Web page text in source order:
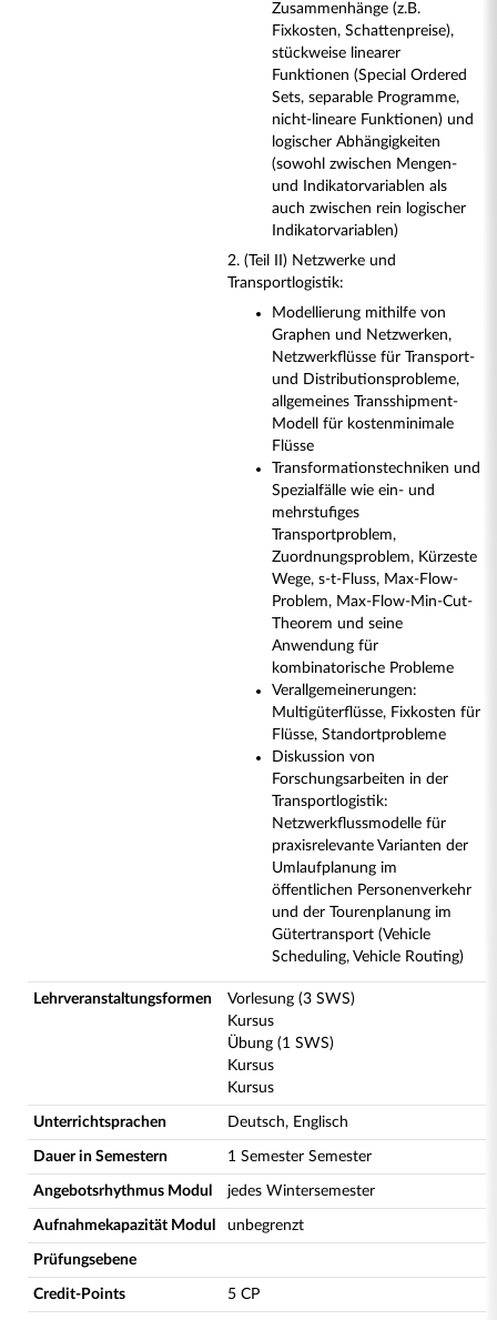
Zusammenhänge (z.B.
Fixkosten, Schattenpreise),
stückweise linearer
Funktionen (Special Ordered
Sets, separable Programme,
nicht-lineare Funktionen) und
logischer Abhängigkeiten
(sowohl zwischen Mengen-
und Indikatorvariablen als
auch zwischen rein logischer
Indikatorvariablen)
2. (Teil II) Netzwerke und
Transportlogistik:
Modellierung mithilfe von
Graphen und Netzwerken,
Netzwerkflüsse für Transport-
und Distributionsprobleme,
allgemeines Transshipment-
Modell für kostenminimale
Flüsse
Transformationstechniken und
Spezialfälle wie ein- und
mehrstufiges
Transportproblem,
Zuordnungsproblem, Kürzeste
Wege, s-t-Fluss, Max-Flow-
Problem, Max-Flow-Min-Cut-
Theorem und seine
Anwendung für
kombinatorische Probleme
Verallgemeinerungen:
Multigüterflüsse, Fixkosten für
Flüsse, Standortprobleme
Diskussion von
Forschungsarbeiten in der
Transportlogistik:
Netzwerkflussmodelle für
praxisrelevante Varianten der
Umlaufplanung im
öffentlichen Personenverkehr
und der Tourenplanung im
Gütertransport (Vehicle
Scheduling, Vehicle Routing)
Lehrveranstaltungsformen
Vorlesung (3 SWS)
Kursus
Übung (1 SWS)
Kursus
Kursus
Unterrichtsprachen Deutsch, Englisch
Dauer in Semestern 1 Semester Semester
Angebotsrhythmus Modul jedes Wintersemester
Aufnahmekapazität Modul unbegrenzt
Prüfungsebene
Credit-Points 5 CP